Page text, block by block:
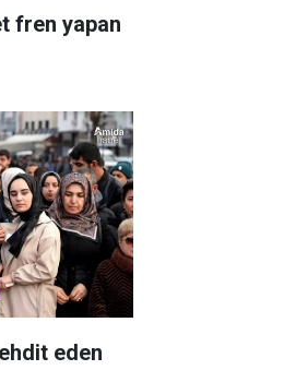
fren yapan
eden